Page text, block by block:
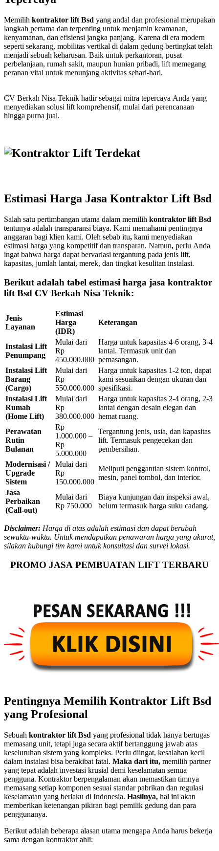
Memilih kontraktor lift Bsd yang andal dan profesional merupakan
langkah pertama dan terpenting untuk menjamin keamanan,
kenyamanan, dan efisiensi jangka panjang. Karena di era modern
seperti sekarang, mobilitas vertikal di dalam gedung bertingkat telah
menjadi sebuah keharusan. Baik untuk perkantoran, pusat
perbelanjaan, rumah sakit, maupun hunian pribadi, lift memegang
peranan vital untuk menunjang aktivitas sehari-hari.
CV Berkah Nisa Teknik hadir sebagai mitra tepercaya Anda yang
menyediakan solusi lift komprehensif, mulai dari perencanaan
hingga purna jual.
Estimasi Harga Jasa Kontraktor Lift Bsd
Salah satu pertimbangan utama dalam memilih kontraktor lift Bsd
tentunya adalah transparansi biaya. Kami memahami pentingnya
anggaran bagi klien kami. Oleh sebab itu, kami menyediakan
estimasi harga yang kompetitif dan transparan. Namun, perlu Anda
ingat bahwa harga dapat bervariasi tergantung pada jenis lift,
kapasitas, jumlah lantai, merek, dan tingkat kesulitan instalasi.
Berikut adalah tabel estimasi harga jasa kontraktor
lift Bsd CV Berkah Nisa Teknik:
Jenis
Layanan
Estimasi
Harga
(IDR)
Keterangan
Instalasi Lift
Penumpang
Mulai dari
Rp
450.000.000
Harga untuk kapasitas 4-6 orang, 3-4
lantai. Termasuk unit dan
pemasangan.
Instalasi Lift
Barang
(Cargo)
Mulai dari
Rp
550.000.000
Harga untuk kapasitas 1-2 ton, dapat
kami sesuaikan dengan ukuran dan
spesifikasi.
Instalasi Lift
Rumah
(Home Lift)
Mulai dari
Rp
380.000.000
Harga untuk kapasitas 2-4 orang, 2-3
lantai dengan desain elegan dan
hemat ruang.
Perawatan
Rutin
Bulanan
Rp
1.000.000 –
Rp
5.000.000
Tergantung jenis, usia, dan kapasitas
lift. Termasuk pengecekan dan
pembersihan.
Modernisasi /
Upgrade
Sistem
Mulai dari
Rp
150.000.000
Meliputi penggantian sistem kontrol,
mesin, panel tombol, dan interior.
Jasa
Perbaikan
(Call-out)
Mulai dari
Rp 750.000
Biaya kunjungan dan inspeksi awal,
belum termasuk harga suku cadang.
Disclaimer: Harga di atas adalah estimasi dan dapat berubah
sewaktu-waktu. Untuk mendapatkan penawaran harga yang akurat,
silakan hubungi tim kami untuk konsultasi dan survei lokasi.
PROMO JASA PEMBUATAN LIFT TERBARU
Pentingnya Memilih Kontraktor Lift Bsd
yang Profesional
Sebuah kontraktor lift Bsd yang profesional tidak hanya bertugas
memasang unit, tetapi juga secara aktif bertanggung jawab atas
keseluruhan sistem yang kompleks. Perlu diingat, kesalahan kecil
dalam instalasi bisa berakibat fatal. Maka dari itu, memilih partner
yang tepat adalah investasi krusial demi keselamatan semua
pengguna. Kontraktor berpengalaman akan memastikan timnya
memasang setiap komponen sesuai standar pabrikan dan regulasi
keselamatan yang berlaku di Indonesia. Hasilnya, hal ini akan
memberikan ketenangan pikiran bagi pemilik gedung dan para
penggunanya.
Berikut adalah beberapa alasan utama mengapa Anda harus bekerja
sama dengan kontraktor ahli: